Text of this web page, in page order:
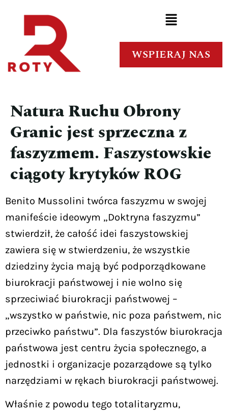
WSPIERAJ NAS
Natura Ruchu Obrony
Granic jest sprzeczna z
faszyzmem. Faszystowskie
ciągoty krytyków ROG
Benito Mussolini twórca faszyzmu w swojej
manifeście ideowym „Doktryna faszyzmu”
stwierdził, że całość idei faszystowskiej
zawiera się w stwierdzeniu, że wszystkie
dziedziny życia mają być podporządkowane
biurokracji państwowej i nie wolno się
sprzeciwiać biurokracji państwowej –
„wszystko w państwie, nic poza państwem, nic
przeciwko państwu”. Dla faszystów biurokracja
państwowa jest centru życia społecznego, a
jednostki i organizacje pozarządowe są tylko
narzędziami w rękach biurokracji państwowej.
Właśnie z powodu tego totalitaryzmu,